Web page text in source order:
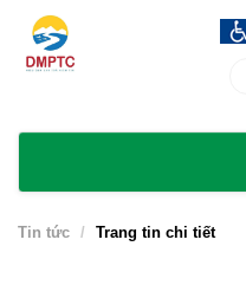
Tin tức Trang tin chi tiết